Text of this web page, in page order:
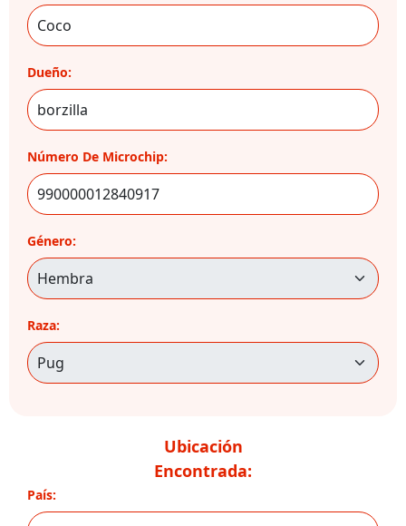
Dueño:
Número De Microchip:
Género:
Raza:
Ubicación
Encontrada:
País: